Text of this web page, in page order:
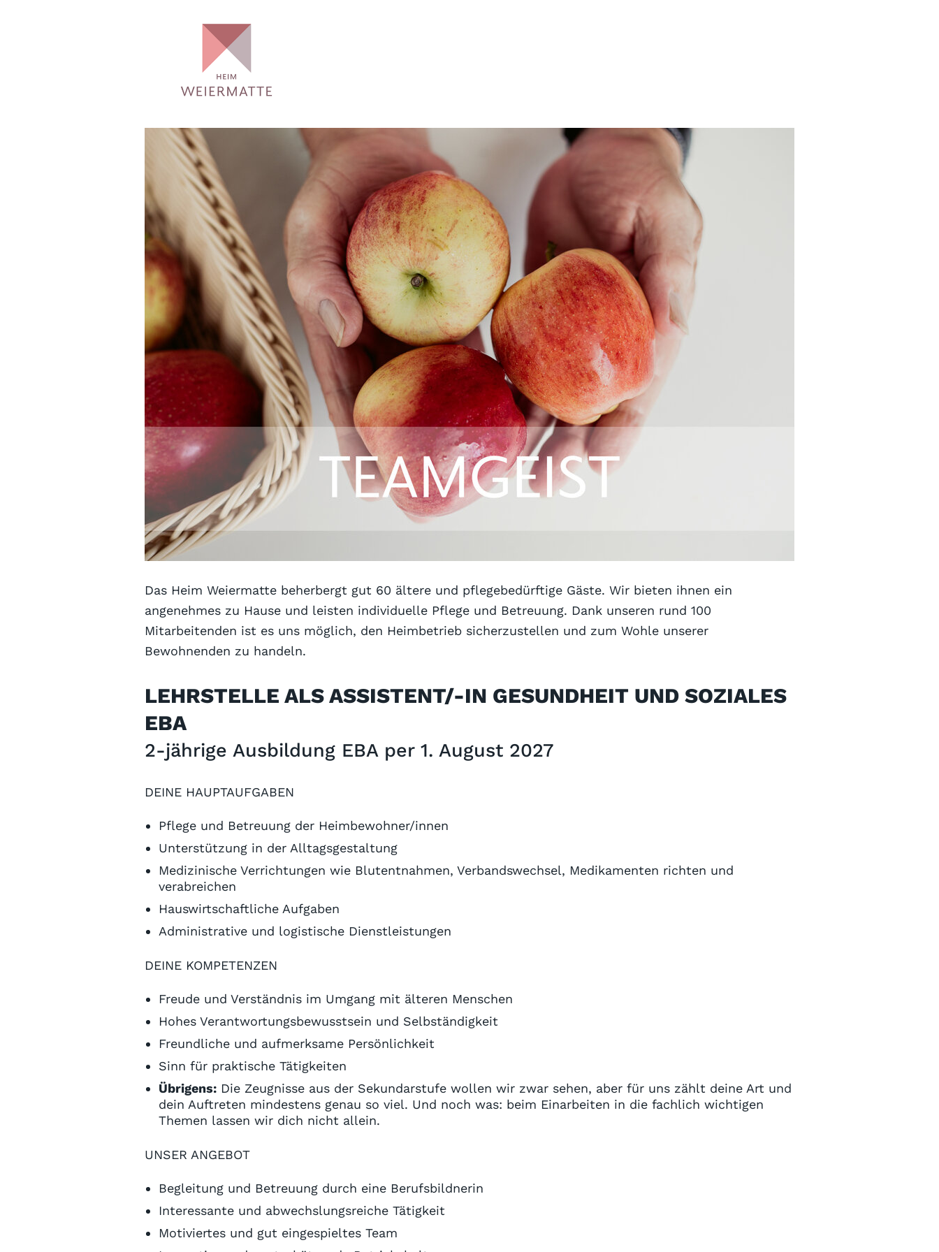
Das Heim Weiermatte beherbergt gut 60 ältere und pflegebedürftige Gäste. Wir bieten ihnen ein
angenehmes zu Hause und leisten individuelle Pflege und Betreuung. Dank unseren rund 100
Mitarbeitenden ist es uns möglich, den Heimbetrieb sicherzustellen und zum Wohle unserer
Bewohnenden zu handeln.
LEHRSTELLE ALS ASSISTENT/-IN GESUNDHEIT UND SOZIALES
EBA
2-jährige Ausbildung EBA per 1. August 2027
DEINE HAUPTAUFGABEN
Pflege und Betreuung der Heimbewohner/innen
Unterstützung in der Alltagsgestaltung
Medizinische Verrichtungen wie Blutentnahmen, Verbandswechsel, Medikamenten richten und
verabreichen
Hauswirtschaftliche Aufgaben
Administrative und logistische Dienstleistungen
DEINE KOMPETENZEN
Freude und Verständnis im Umgang mit älteren Menschen
Hohes Verantwortungsbewusstsein und Selbständigkeit
Freundliche und aufmerksame Persönlichkeit
Sinn für praktische Tätigkeiten
Übrigens: Die Zeugnisse aus der Sekundarstufe wollen wir zwar sehen, aber für uns zählt deine Art und
dein Auftreten mindestens genau so viel. Und noch was: beim Einarbeiten in die fachlich wichtigen
Themen lassen wir dich nicht allein.
UNSER ANGEBOT
Begleitung und Betreuung durch eine Berufsbildnerin
Interessante und abwechslungsreiche Tätigkeit
Motiviertes und gut eingespieltes Team